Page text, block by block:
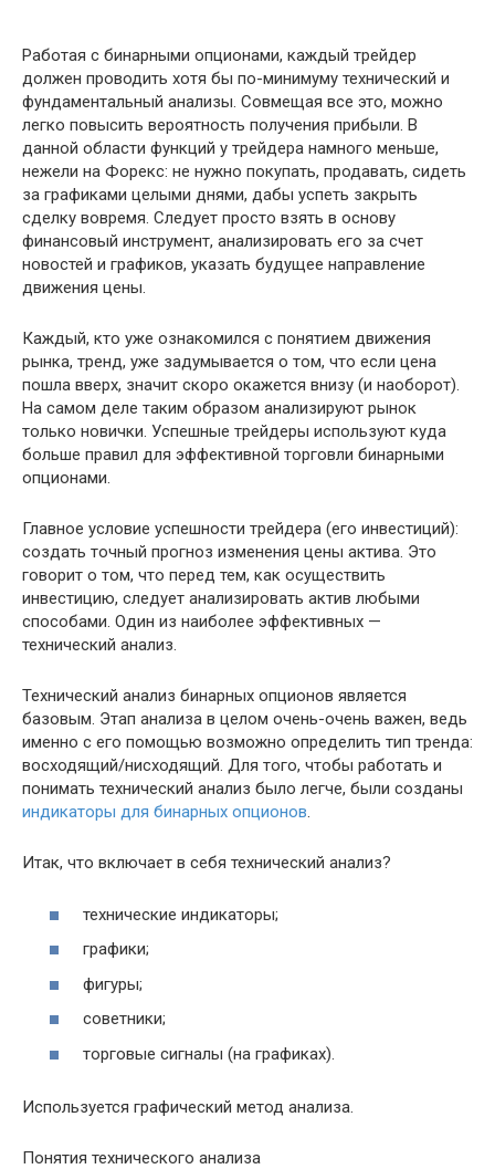
Работая с бинарными опционами, каждый трейдер
должен проводить хотя бы по-минимуму технический и
фундаментальный анализы. Совмещая все это, можно
легко повысить вероятность получения прибыли. В
данной области функций у трейдера намного меньше,
нежели на Форекс: не нужно покупать, продавать, сидеть
за графиками целыми днями, дабы успеть закрыть
сделку вовремя. Следует просто взять в основу
финансовый инструмент, анализировать его за счет
новостей и графиков, указать будущее направление
движения цены.
Каждый, кто уже ознакомился с понятием движения
рынка, тренд, уже задумывается о том, что если цена
пошла вверх, значит скоро окажется внизу (и наоборот).
На самом деле таким образом анализируют рынок
только новички. Успешные трейдеры используют куда
больше правил для эффективной торговли бинарными
опционами.
Главное условие успешности трейдера (его инвестиций):
создать точный прогноз изменения цены актива. Это
говорит о том, что перед тем, как осуществить
инвестицию, следует анализировать актив любыми
способами. Один из наиболее эффективных —
технический анализ.
Технический анализ бинарных опционов является
базовым. Этап анализа в целом очень-очень важен, ведь
именно с его помощью возможно определить тип тренда:
восходящий/нисходящий. Для того, чтобы работать и
понимать технический анализ было легче, были созданы
индикаторы для бинарных опционов.
Итак, что включает в себя технический анализ?
технические индикаторы;
графики;
фигуры;
советники;
торговые сигналы (на графиках).
Используется графический метод анализа.
Понятия технического анализа